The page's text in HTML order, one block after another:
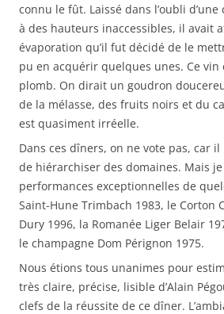
connu le fût. Laissé dans l’oubli d’une
à des hauteurs inaccessibles, il avait
évaporation qu’il fut décidé de le
pu en acquérir quelques unes. Ce vin
plomb. On dirait un goudron
de la mélasse, des fruits noirs et du
est quasiment irréelle.
Dans ces dîners, on ne vote pas, car il
de hiérarchiser des domaines. Mais
performances exceptionnelles de
Saint-Hune Trimbach 1983, le Corton
Dury 1996, la Romanée Liger Belair
le champagne Dom Pérignon 1975.
Nous étions tous unanimes pour
très claire, précise, lisible d’Alain
clefs de la réussite de ce dîner.